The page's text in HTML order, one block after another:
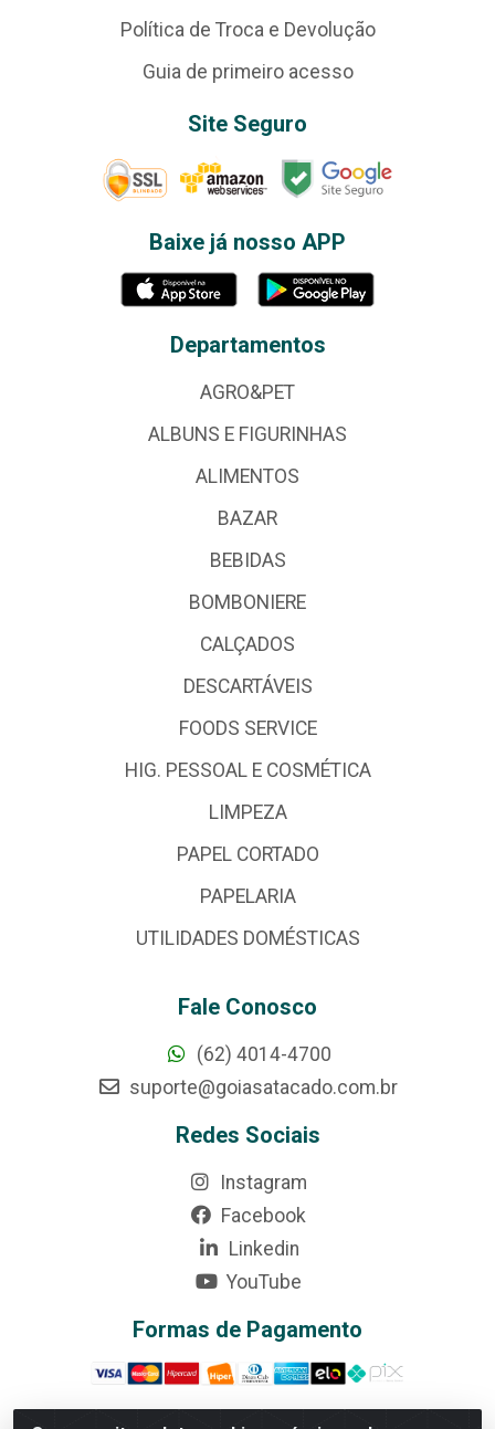
Política de Troca e Devolução
Guia de primeiro acesso
Site Seguro
Baixe já nosso APP
Departamentos
AGRO&PET
ALBUNS E FIGURINHAS
ALIMENTOS
BAZAR
BEBIDAS
BOMBONIERE
CALÇADOS
DESCARTÁVEIS
FOODS SERVICE
HIG. PESSOAL E COSMÉTICA
LIMPEZA
PAPEL CORTADO
PAPELARIA
UTILIDADES DOMÉSTICAS
Fale Conosco
(62) 4014-4700
suporte@goiasatacado.com.br
Redes Sociais
Instagram
Facebook
Linkedin
YouTube
Formas de Pagamento